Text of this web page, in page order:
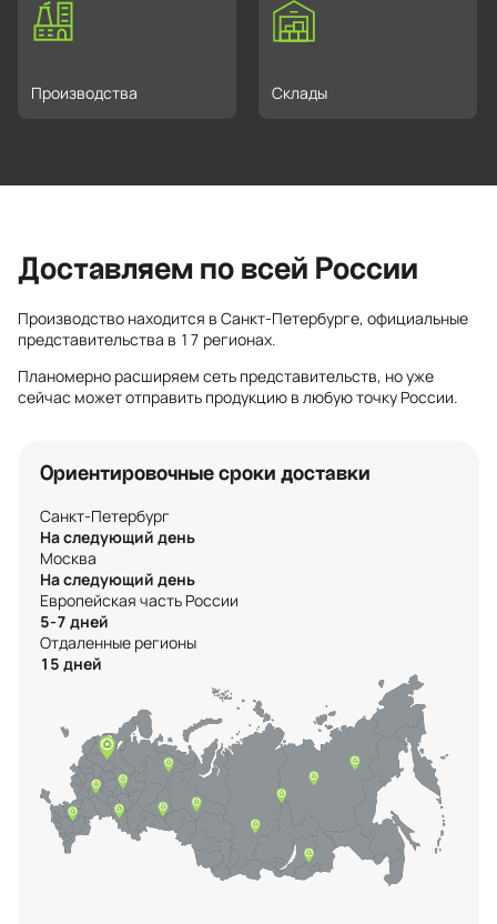
Производства Склады
Доставляем по всей России
Производство находится в Санкт-Петербурге, официальные
представительства в 17 регионах.
Планомерно расширяем сеть представительств, но уже
сейчас может отправить продукцию в любую точку России.
Ориентировочные сроки доставки
Санкт-Петербург
На следующий день
Москва
На следующий день
Европейская часть России
5-7 дней
Отдаленные регионы
15 дней
Контактная информация